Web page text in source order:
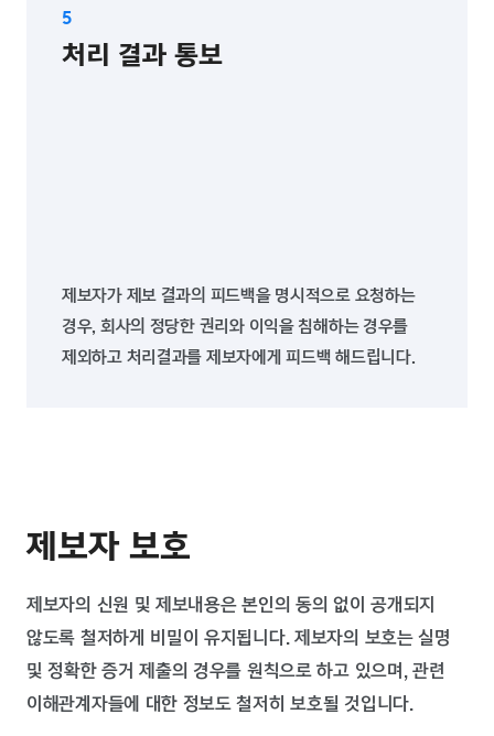
처리 결과 통보
제보자가 제보 결과의 피드백을 명시적으로 요청하는
경우, 회사의 정당한 권리와 이익을 침해하는 경우를
제외하고 처리결과를 제보자에게 피드백 해드립니다.
제보자 보호
제보자의 신원 및 제보내용은 본인의 동의 없이 공개되지
않도록 철저하게 비밀이 유지됩니다. 제보자의 보호는 실명
및 정확한 증거 제출의 경우를 원칙으로 하고 있으며, 관련
이해관계자들에 대한 정보도 철저히 보호될 것입니다.